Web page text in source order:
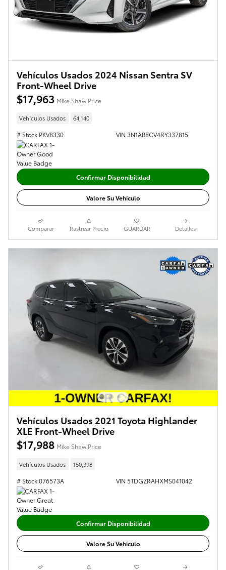
Vehículos Usados 2024 Nissan Sentra SV
Front-Wheel Drive
$17,963 Mike Shaw Price
Vehículos Usados 64,140
# Stock PKV8330 VIN 3N1AB8CV4RY337815
Confirmar Disponibilidad
Valore Su Vehículo
Comparar Rastrear Precio GUARDAR Detalles
Vehículos Usados 2021 Toyota Highlander
XLE Front-Wheel Drive
$17,988 Mike Shaw Price
Vehículos Usados 150,398
# Stock 076573A VIN 5TDGZRAHXMS041042
Confirmar Disponibilidad
Valore Su Vehículo